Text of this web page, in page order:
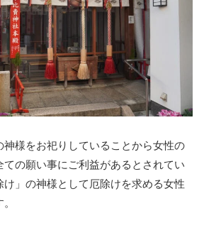
様をお祀りしていることから女性の
の願い事にご利益があるとされてい
け」の神様として厄除けを求める女性